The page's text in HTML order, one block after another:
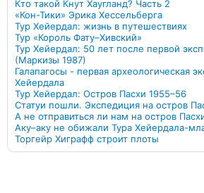
Кто такой Кнут Хаугланд? Часть 2
«Кон-Тики» Эрика Хессельберга
Тур Хейердал: жизнь в путешествиях
Тур «Король Фату–Хивский»
Тур Хейердал: 50 лет после первой
(Маркизы 1987)
Галапагосы - первая археологическая
Хейердала
Тур Хейердал: Остров Пасхи 1955–56
Статуи пошли. Экспедиция на остров
А не отправиться ли нам на остров
Аку–аку не обижали Тура Хейердала-
Торгейр Хиграфф строит плоты